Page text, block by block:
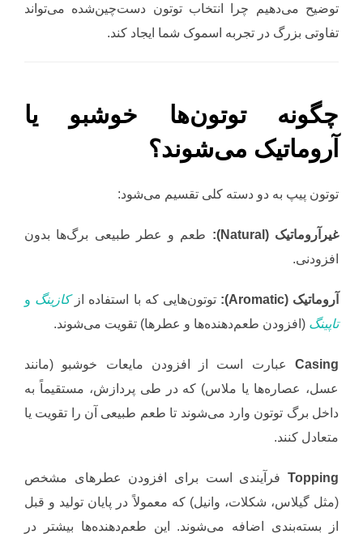
توضیح می‌دهیم چرا انتخاب توتون دست‌چین‌شده می‌تواند
تفاوتی بزرگ در تجربه اسموک شما ایجاد کند.
چگونه توتون‌ها خوشبو یا
آروماتیک می‌شوند؟
توتون پیپ به دو دسته کلی تقسیم می‌شود:
غیرآروماتیک (Natural):
طعم و عطر طبیعی برگ‌ها بدون
افزودنی.
آروماتیک (Aromatic): توتون‌هایی که با استفاده ازکازینگ و
تاپینگ (افزودن طعم‌دهنده‌ها و عطرها) تقویت می‌شوند.
Casing عبارت است از افزودن مایعات خوشبو (مانند
عسل، عصاره‌ها یا ملاس) که در طی پردازش، مستقیماً به
داخل برگ توتون وارد می‌شوند تا طعم طبیعی آن را تقویت یا
متعادل کنند.
Topping فرآیندی است برای افزودن عطرهای مشخص
(مثل گیلاس، شکلات، وانیل) که معمولاً در پایان تولید و قبل
از بسته‌بندی اضافه می‌شوند. این طعم‌دهنده‌ها بیشتر در